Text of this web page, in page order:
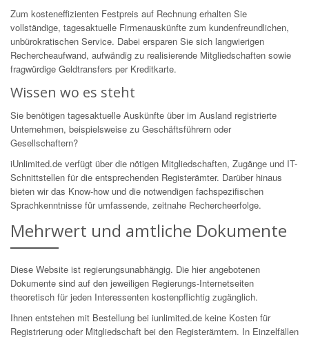
Zum kosteneffizienten Festpreis auf Rechnung erhalten Sie
vollständige, tagesaktuelle Firmenauskünfte zum kundenfreundlichen,
unbürokratischen Service. Dabei ersparen Sie sich langwierigen
Rechercheaufwand, aufwändig zu realisierende Mitgliedschaften sowie
fragwürdige Geldtransfers per Kreditkarte.
Wissen wo es steht
Sie benötigen tagesaktuelle Auskünfte über im Ausland registrierte
Unternehmen, beispielsweise zu Geschäftsführern oder
Gesellschaftern?
iUnlimited.de verfügt über die nötigen Mitgliedschaften, Zugänge und IT-
Schnittstellen für die entsprechenden Registerämter. Darüber hinaus
bieten wir das Know-how und die notwendigen fachspezifischen
Sprachkenntnisse für umfassende, zeitnahe Rechercheerfolge.
Mehrwert und amtliche Dokumente
Diese Website ist regierungsunabhängig. Die hier angebotenen
Dokumente sind auf den jeweiligen Regierungs-Internetseiten
theoretisch für jeden Interessenten kostenpflichtig zugänglich.
Ihnen entstehen mit Bestellung bei iunlimited.de keine Kosten für
Registrierung oder Mitgliedschaft bei den Registerämtern. In Einzelfällen